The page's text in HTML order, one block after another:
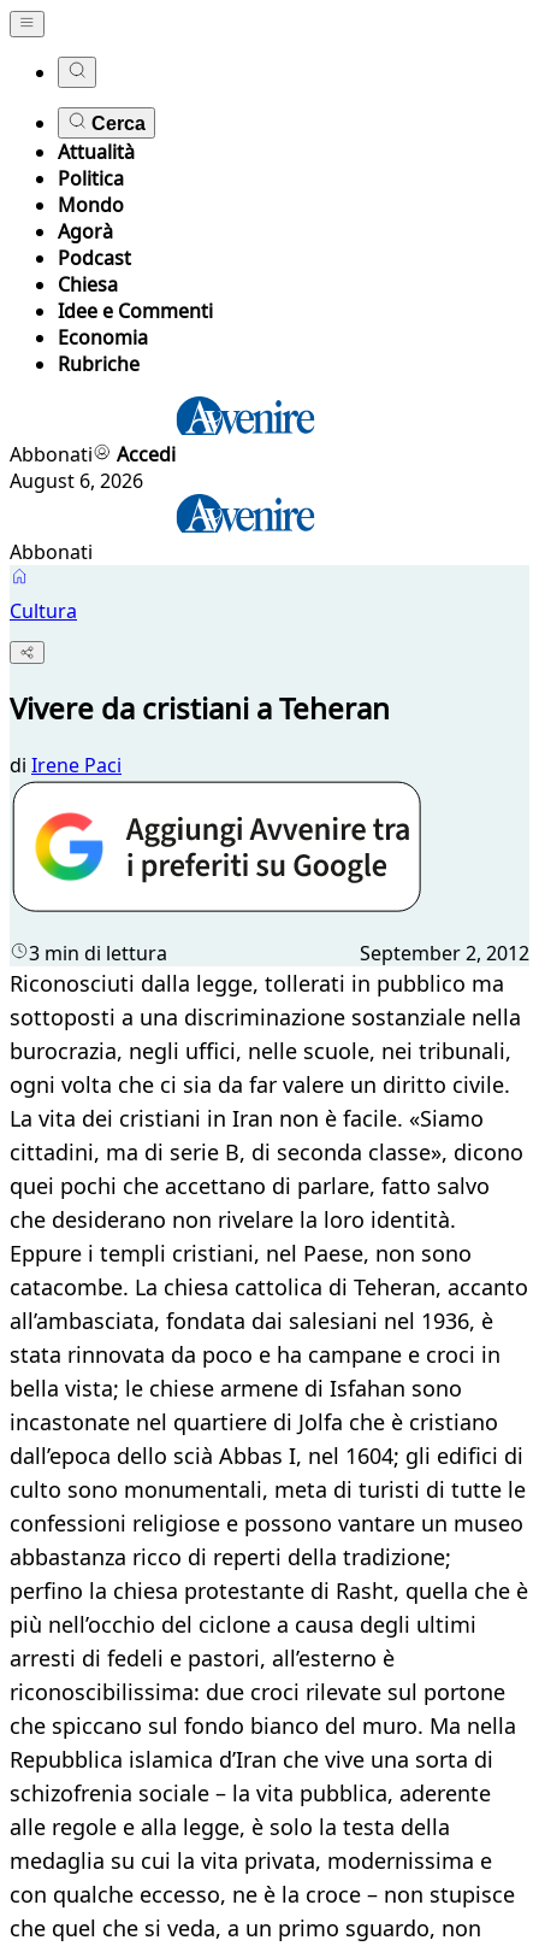
Cerca
Attualità
Politica
Mondo
Agorà
Podcast
Chiesa
Idee e Commenti
Economia
Rubriche
Abbonati
Accedi
August 6, 2026
Abbonati
Cultura
Vivere da cristiani a Teheran
di Irene Paci
3 min di lettura September 2, 2012
Riconosciuti dalla legge, tollerati in pubblico ma
sottoposti a una discriminazione sostanziale nella
burocrazia, negli uffici, nelle scuole, nei tribunali,
ogni volta che ci sia da far valere un diritto civile.
La vita dei cristiani in Iran non è facile. «Siamo
cittadini, ma di serie B, di seconda classe», dicono
quei pochi che accettano di parlare, fatto salvo
che desiderano non rivelare la loro identità.
Eppure i templi cristiani, nel Paese, non sono
catacombe. La chiesa cattolica di Teheran, accanto
all’ambasciata, fondata dai salesiani nel 1936, è
stata rinnovata da poco e ha campane e croci in
bella vista; le chiese armene di Isfahan sono
incastonate nel quartiere di Jolfa che è cristiano
dall’epoca dello scià Abbas I, nel 1604; gli edifici di
culto sono monumentali, meta di turisti di tutte le
confessioni religiose e possono vantare un museo
abbastanza ricco di reperti della tradizione;
perfino la chiesa protestante di Rasht, quella che è
più nell’occhio del ciclone a causa degli ultimi
arresti di fedeli e pastori, all’esterno è
riconoscibilissima: due croci rilevate sul portone
che spiccano sul fondo bianco del muro. Ma nella
Repubblica islamica d’Iran che vive una sorta di
schizofrenia sociale – la vita pubblica, aderente
alle regole e alla legge, è solo la testa della
medaglia su cui la vita privata, modernissima e
con qualche eccesso, ne è la croce – non stupisce
che quel che si veda, a un primo sguardo, non